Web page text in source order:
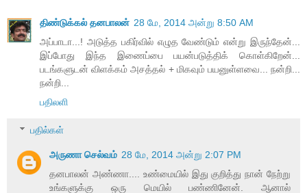
திண்டுக்கல் தனபாலன் 28 மே, 2014 அன்று 8:50 AM
அப்பாடா...! அடுத்த பகிர்வில் எழுத வேண்டும் என்று இருந்தேன்...
இப்போது இந்த இணைப்பை பயன்படுத்திக் கொள்கிறேன்...
படங்களுடன் விளக்கம் அசத்தல் + மிகவும் பயனுள்ளவை... நன்றி...
நன்றி...
பதிலளி
பதில்கள்
அருணா செல்வம் 28 மே, 2014 அன்று 2:07 PM
தனபாலன் அண்ணா.... உண்மையில் இது குறித்து நான் நேற்று
உங்களுக்கு ஒரு மெயில் பண்ணினேன். ஆனால்